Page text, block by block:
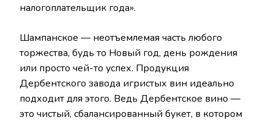
налогоплательщик года».
Шампанское — неотъемлемая часть любого
торжества, будь то Новый год, день рождения
или просто чей-то успех. Продукция
Дербентского завода игристых вин идеально
подходит для этого. Ведь Дербентское вино —
это чистый, сбалансированный букет, в котором